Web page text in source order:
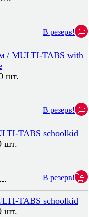
В резерв!
/ MULTI-TABS with
шт.
В резерв!
TABS schoolkid
шт.
В резерв!
TABS schoolkid
шт.